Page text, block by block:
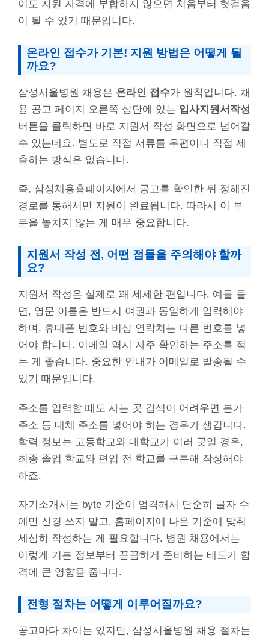
여도 지원 자격에 부합하지 않으면 처음부터 헛걸음
이 될 수 있기 때문입니다.
온라인 접수가 기본! 지원 방법은 어떻게 될
까요?
삼성서울병원 채용은 온라인 접수가 원칙입니다. 채
용 공고 페이지 오른쪽 상단에 있는 입사지원서작성
버튼을 클릭하면 바로 지원서 작성 화면으로 넘어갈
수 있는데요. 별도로 직접 서류를 우편이나 직접 제
출하는 방식은 없습니다.
즉, 삼성채용홈페이지에서 공고를 확인한 뒤 정해진
경로를 통해서만 지원이 완료됩니다. 따라서 이 부
분을 놓치지 않는 게 매우 중요합니다.
지원서 작성 전, 어떤 점들을 주의해야 할까
요?
지원서 작성은 실제로 꽤 세세한 편입니다. 예를 들
면, 영문 이름은 반드시 여권과 동일하게 입력해야
하며, 휴대폰 번호와 비상 연락처는 다른 번호를 넣
어야 합니다. 이메일 역시 자주 확인하는 주소를 적
는 게 좋습니다. 중요한 안내가 이메일로 발송될 수
있기 때문입니다.
주소를 입력할 때도 사는 곳 검색이 어려우면 본가
주소 등 대체 주소를 넣어야 하는 경우가 생깁니다.
학력 정보는 고등학교와 대학교가 여러 곳일 경우,
최종 졸업 학교와 편입 전 학교를 구분해 작성해야
하죠.
자기소개서는 byte 기준이 엄격해서 단순히 글자 수
에만 신경 쓰지 말고, 홈페이지에 나온 기준에 맞춰
세심히 작성하는 게 필요합니다. 병원 채용에서는
이렇게 기본 정보부터 꼼꼼하게 준비하는 태도가 합
격에 큰 영향을 줍니다.
전형 절차는 어떻게 이루어질까요?
공고마다 차이는 있지만, 삼성서울병원 채용 절차는